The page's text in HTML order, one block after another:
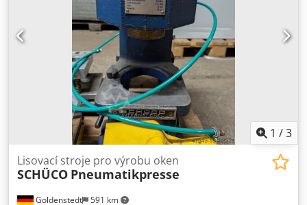
1 /3
Goldenstedt 591 km
Lisovací stroje pro výrobu oken
SCHÜCO Pneumatikpresse